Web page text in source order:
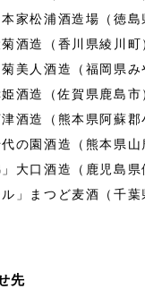
本家松浦酒造場（徳島
菊酒造（香川県綾川町
菊美人酒造（福岡県み
姫酒造（佐賀県鹿島市
津酒造（熊本県阿蘇郡
代の園酒造（熊本県山
」大口酒造（鹿児島県
ル」まつど麦酒（千
先